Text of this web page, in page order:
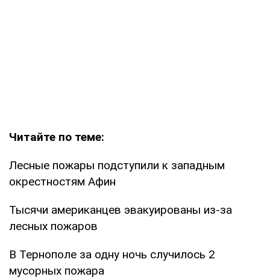
Читайте по теме:
Лесные пожары подступили к западным
окрестностям Афин
Тысячи американцев эвакуированы из-за
лесных пожаров
В Тернополе за одну ночь случилось 2
мусорных пожара